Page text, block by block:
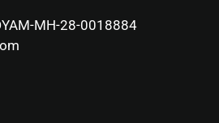
MH-28-0018884